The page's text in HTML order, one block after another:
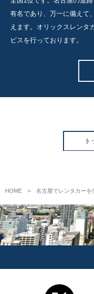
有名であり、万一に備えて
えます。オリックスレンタ
ビスを行っております。
ト
HOME 名古屋でレンタカーを